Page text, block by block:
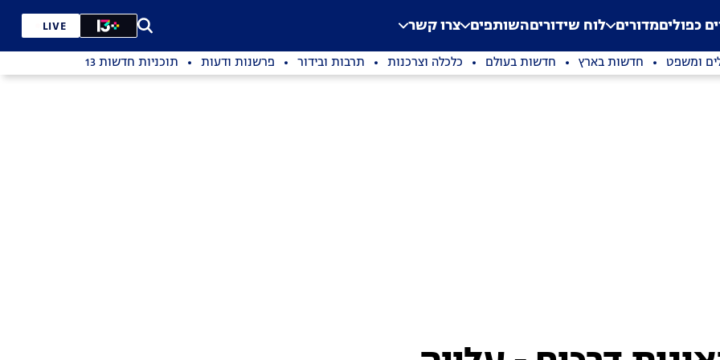
Application error: a
. כפוליםמדורים לוח שידוריםהשותפים צרו קשר LIVE
ומשפט חדשות בארץ חדשות בעולם כלכלה וצרכנות תרבות ובידור פרשנות ודעות תוכניות חדשות 13